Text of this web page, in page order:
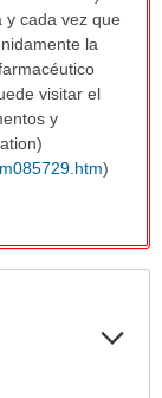
y cada vez que
la
visitar el
y
)